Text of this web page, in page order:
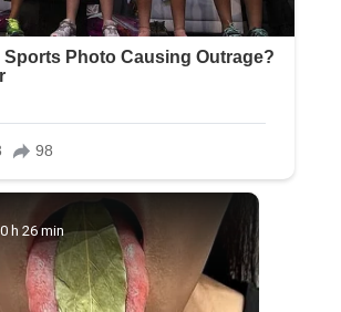
h 26 min